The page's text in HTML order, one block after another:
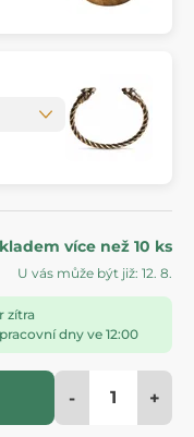
více než 10 ks
U vás může být již: 12. 8.
zítra
dny ve 12:00
- +